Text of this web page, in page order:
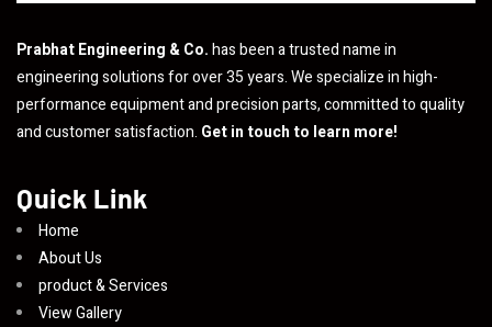
Prabhat Engineering & Co.has been a trusted name in
engineering solutions for over 35 years. We specialize in high-
performance equipment and precision parts, committed to quality
and customer satisfaction. Get in touch to learn more!
Quick Link
Home
About Us
product & Services
View Gallery